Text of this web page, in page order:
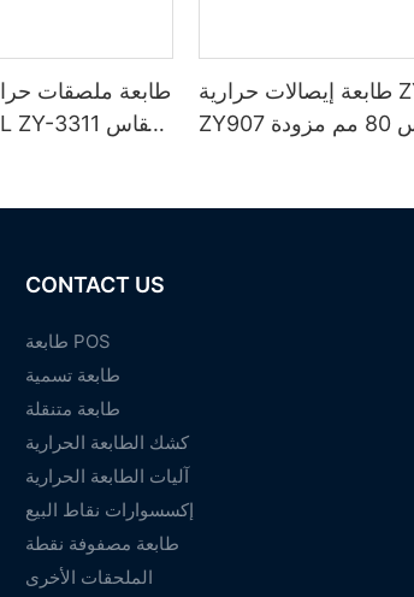
طابعة ملصقات
طابعة إيصالات حرارية ZYWELL
ZY907 مقاس 80 مم مزودة
CONTACT US
طابعة POS
طابعة تسمية
طابعة متنقلة
كشك الطابعة الحرارية
آليات الطابعة الحرارية
إكسسوارات نقاط البيع
طابعة مصفوفة نقطة
الملحقات الأخرى